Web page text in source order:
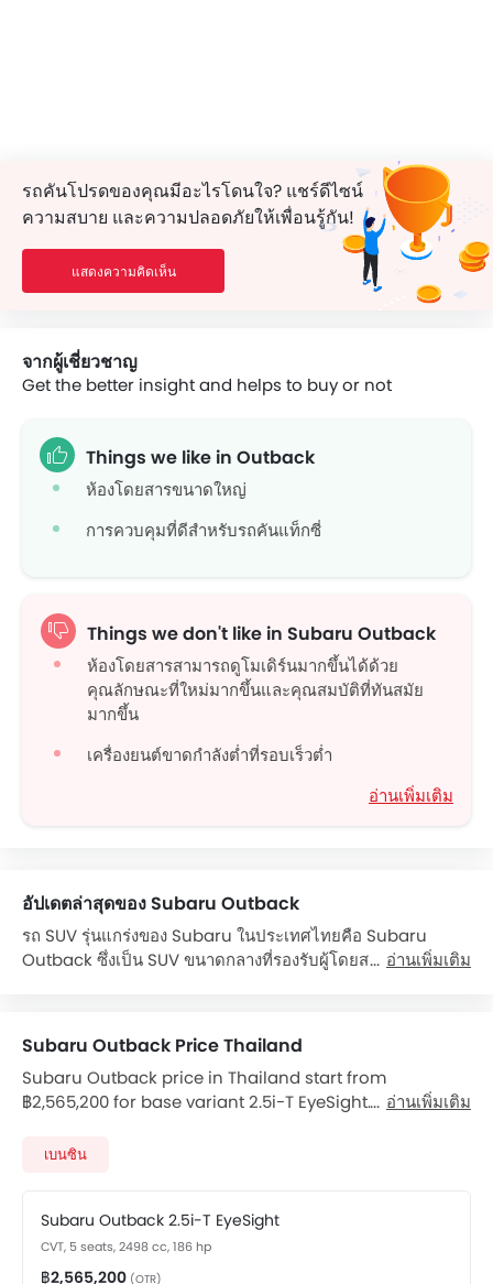
รถคันโปรดของคุณมีอะไรโดนใจ? แชร์ดีไซน์
ความสบาย และความปลอดภัยให้เพื่อนรู้กัน!
แสดงความคิดเห็น
จากผู้เชี่ยวชาญ
Get the better insight and helps to buy or not
Things we like in Outback
ห้องโดยสารขนาดใหญ่
การควบคุมที่ดีสำหรับรถคันแท็กซี่
Things we don't like in Subaru Outback
ห้องโดยสารสามารถดูโมเดิร์นมากขึ้นได้ด้วย
คุณลักษณะที่ใหม่มากขึ้นและคุณสมบัติที่ทันสมัย
มากขึ้น
เครื่องยนต์ขาดกำลังต่ำที่รอบเร็วต่ำ
อ่านเพิ่มเติม
อัปเดตล่าสุดของ Subaru Outback
รถ SUV รุ่นแกร่งของ Subaru ในประเทศไทยคือ Subaru
Outback ซึ่งเป็น SUV ขนาดกลางที่รองรับผู้โดยสารได้ 5 ที่นั่ง
เครื่องยนต์เบนซิน 4 สูบตัวทรงธรรมชาติขนาด 2.5 ลิตรที่มา
พร้อมกับเกียร์ CVT เครื่องยนต์ใน Subaru Outback สามารถ
ผลิตกำลังขับสูงสุดถึง 173 แรงม้า ในขณะที่แรงบิดสูงสุดถึง 235
นิวตันเมตร Subaru Outback มาพร้อมกับฟีเจอร์หลากหลาย
ระบบเครื่องเสียงแสดงผลจอสัมผัสขนาด 8 นิ้ว, ผ้าหุ้มเบาะหนัง,
There are 1 variants available of Outback: 2.5i-T
EyeSight.
The Outback is powered by a 2498cc 4-cylinder เบนซิน
อ่านเพิ่มเติม
Subaru Outback Price Thailand
Subaru Outback price in Thailand start from
฿2,565,200 for base variant 2.5i-T EyeSight. Outback
automatic version starts from ฿2,565,200. Checkout
อ่านเพิ่มเติม
เบนซิน
Subaru Outback 2.5i-T EyeSight
CVT, 5 seats, 2498 cc, 186 hp
฿2,565,200 (OTR)